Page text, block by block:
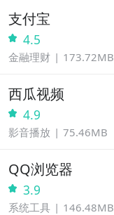
支付宝
4.5
金融理财 173.72MB
西瓜视频
4.9
影音播放 75.46MB
QQ浏览器
3.9
系统工具 146.48MB